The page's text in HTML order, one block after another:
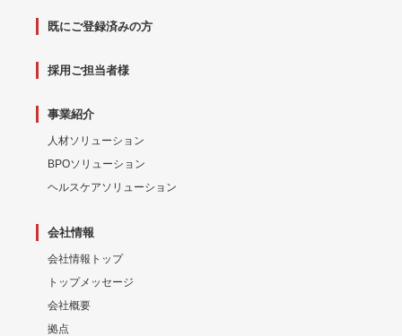
既にご登録済みの方
採用ご担当者様
事業紹介
人材ソリューション
BPOソリューション
ヘルスケアソリューション
会社情報
会社情報トップ
トップメッセージ
会社概要
拠点